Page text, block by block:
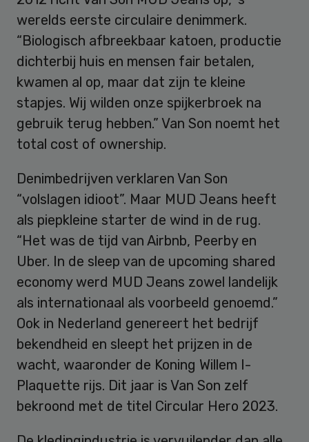
werelds eerste circulaire denimmerk.
“Biologisch afbreekbaar katoen, productie
dichterbij huis en mensen fair betalen,
kwamen al op, maar dat zijn te kleine
stapjes. Wij wilden onze spijkerbroek na
gebruik terug hebben.” Van Son noemt het
total cost of ownership.
Denimbedrijven verklaren Van Son
“volslagen idioot”. Maar MUD Jeans heeft
als piepkleine starter de wind in de rug.
“Het was de tijd van Airbnb, Peerby en
Uber. In de sleep van de upcoming shared
economy werd MUD Jeans zowel landelijk
als internationaal als voorbeeld genoemd.”
Ook in Nederland genereert het bedrijf
bekendheid en sleept het prijzen in de
wacht, waaronder de Koning Willem I-
Plaquette rijs. Dit jaar is Van Son zelf
bekroond met de titel Circular Hero 2023.